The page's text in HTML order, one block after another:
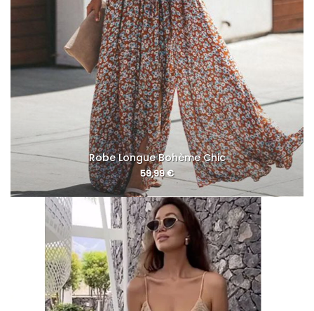
Robe Longue Bohème Chic
59,99€